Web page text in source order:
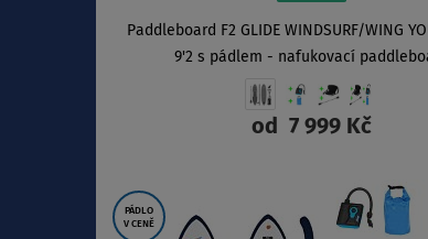
Paddleboard F2 GLIDE WINDSURF/WING
9'2 s pádlem - nafukovací
od 7 999 Kč
PÁDLO
V CENĚ